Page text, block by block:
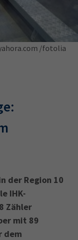
Log-in
AEVO
/fotolia
der Region 10
IHK-
Zähler
mit 89
dem